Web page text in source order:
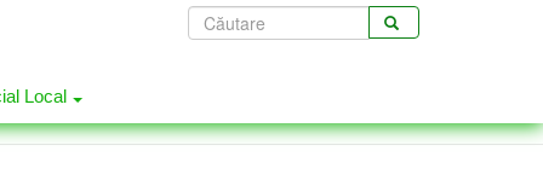
Formular
de
Local